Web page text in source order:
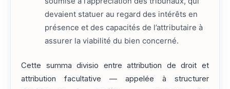
devaient statuer au regard des intérêts en
présence et des capacités de l’attributaire à
assurer la viabilité du bien concerné.
Cette summa divisio entre attribution de droit et
attribution facultative — appelée à structurer